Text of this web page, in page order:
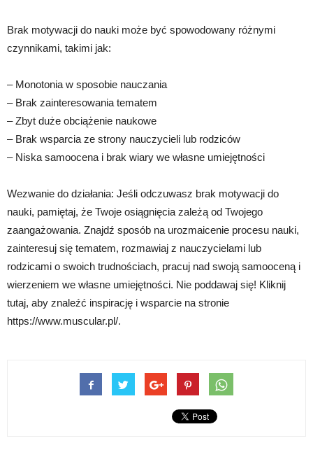
Brak motywacji do nauki może być spowodowany różnymi
czynnikami, takimi jak:
– Monotonia w sposobie nauczania
– Brak zainteresowania tematem
– Zbyt duże obciążenie naukowe
– Brak wsparcia ze strony nauczycieli lub rodziców
– Niska samoocena i brak wiary we własne umiejętności
Wezwanie do działania: Jeśli odczuwasz brak motywacji do
nauki, pamiętaj, że Twoje osiągnięcia zależą od Twojego
zaangażowania. Znajdź sposób na urozmaicenie procesu nauki,
zainteresuj się tematem, rozmawiaj z nauczycielami lub
rodzicami o swoich trudnościach, pracuj nad swoją samooceną i
wierzeniem we własne umiejętności. Nie poddawaj się! Kliknij
tutaj, aby znaleźć inspirację i wsparcie na stronie
https://www.muscular.pl/.